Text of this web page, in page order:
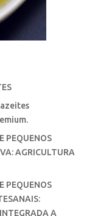
PEQUENOS
AGRICULTURA
PEQUENOS
A